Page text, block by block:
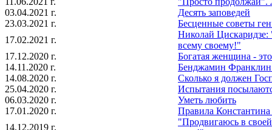
03.04.2021 г.
Десять заповедей
23.03.2021 г.
Бесценные советы
17.02.2021 г.
Николай Цискаридзе:
всему своему!"
17.12.2020 г.
Богатая женщина -
14.11.2020 г.
Бенджамин
14.08.2020 г.
Сколько я должен
25.04.2020 г.
Испытания
06.03.2020 г.
Уметь любить
17.01.2020 г.
Правила
14.12.2019 г.
"Продвигаюсь в